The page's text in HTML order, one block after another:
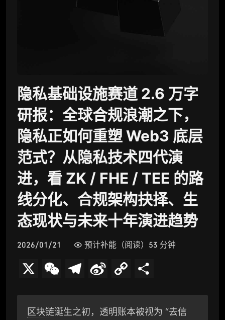
隐私基础设施赛道 2.6 万字
研报：全球合规浪潮之下，
隐私正如何重塑 Web3 底层
范式？从隐私技术四代演
进，看 ZK / FHE / TEE 的路
线分化、合规架构抉择、生
态现状与未来十年演进趋势
2026/01/21 预计补能（阅读）53 分钟
W
C
l
n
p
区块链诞生之初，透明账本被视为 “去信